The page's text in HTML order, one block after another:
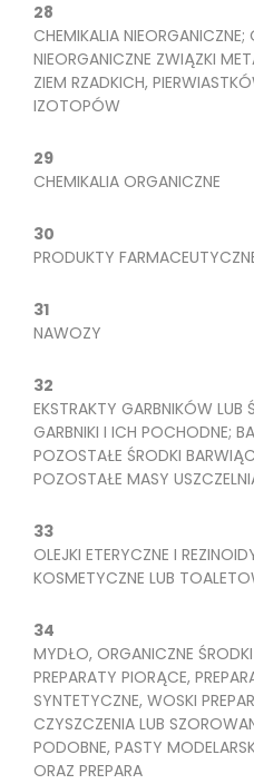
28
CHEMIKALIA NIEORGANICZNE;
NIEORGANICZNE ZWIĄZKI
ZIEM RZADKICH,
IZOTOPÓW
29
CHEMIKALIA ORGANICZNE
30
PRODUKTY
31
NAWOZY
32
EKSTRAKTY GARBNIKÓW
GARBNIKI I ICH POCHODNE;
POZOSTAŁE ŚRODKI
POZOSTAŁE MASY
33
OLEJKI ETERYCZNE I
KOSMETYCZNE LUB
34
MYDŁO, ORGANICZNE
PREPARATY PIORĄCE,
SYNTETYCZNE, WOSKI
CZYSZCZENIA LUB
PODOBNE, PASTY
ORAZ PREPARA